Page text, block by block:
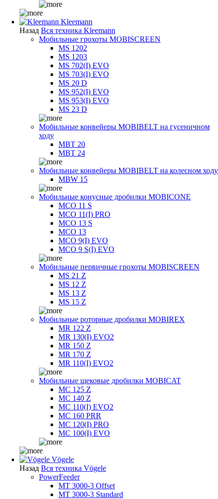
Kleemann
Назад Вся техника Kleemann
Мобильные грохоты MOBISCREEN
MS 1202
MS 1203
MS 702(I) EVO
MS 703(I) EVO
MS 20 D
MS 952(I) EVO
MS 953(I) EVO
MS 23 D
Мобильные конвейеры MOBIBELT на гусеничном
ходу
MBT 20
MBT 24
Мобильные конвейеры MOBIBELT на колесном ходу
MBW 15
Мобильные конусные дробилки MOBICONE
MCO 11 S
MCO 11(I) PRO
MCO 13 S
MCO 13
MCO 9(I) EVO
MCO 9 S(I) EVO
Мобильные первичные грохоты MOBISCREEN
MS 21 Z
MS 12 Z
MS 13 Z
MS 15 Z
Мобильные роторные дробилки MOBIREX
MR 122 Z
MR 130(I) EVO2
MR 150 Z
MR 170 Z
MR 110(I) EVO2
Мобильные щековые дробилки MOBICAT
MC 125 Z
MC 140 Z
MC 110(I) EVO2
MC 160 PRR
MC 120(I) PRO
MC 100(I) EVO
Vögele
Назад Вся техника Vögele
PowerFeeder
MT 3000-3 Offset
MT 3000-3 Standard